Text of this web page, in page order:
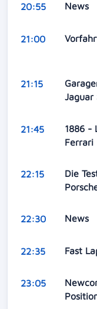
20:55 News
21:00
21:15
Jaguar
21:45
1886 -
Ferrari
22:15
Die
22:30 News
22:35 Fast
23:05